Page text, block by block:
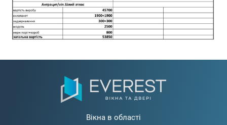
Вікна в області